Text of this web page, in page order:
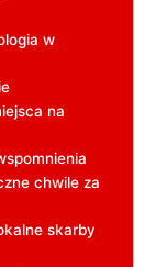
w
na
chwile za
skarby